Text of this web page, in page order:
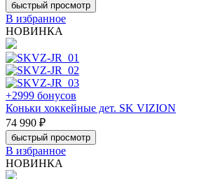
быстрый просмотр
В избранное
НОВИНКА
+2999 бонусов
Коньки хоккейные дет. SK VIZION
74 990 ₽
быстрый просмотр
В избранное
НОВИНКА